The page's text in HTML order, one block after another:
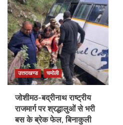
उत्तराखण्ड चमोली
जोशीमठ-बद्रीनाथ राष्ट्रीय
राजमार्ग पर श्रद्धालुओं से भरी
बस के ब्रेक फेल, बिनाकुली